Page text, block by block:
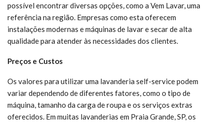
possível encontrar diversas opções, como a Vem Lavar, uma
referência na região. Empresas como esta oferecem
instalações modernas e máquinas de lavar e secar de alta
qualidade para atender às necessidades dos clientes.
Preços e Custos
Os valores para utilizar uma lavanderia self-service podem
variar dependendo de diferentes fatores, como o tipo de
máquina, tamanho da carga de roupa e os serviços extras
oferecidos. Em muitas lavanderias em Praia Grande, SP, os